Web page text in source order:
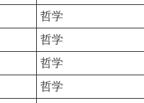
哲学
哲学
哲学
哲学